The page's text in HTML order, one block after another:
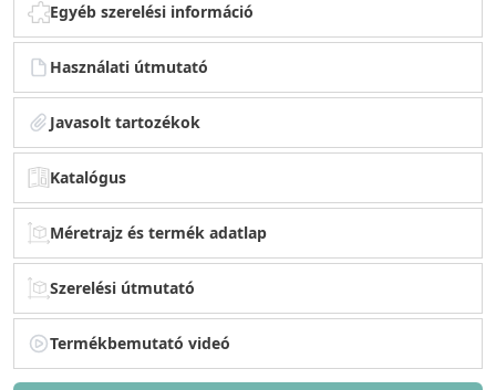
Egyéb szerelési információ
Használati útmutató
Javasolt tartozékok
Katalógus
Méretrajz és termék adatlap
Szerelési útmutató
Termékbemutató videó